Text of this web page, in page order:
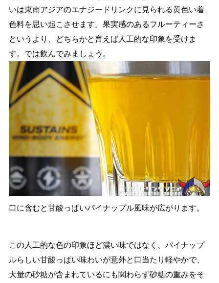
いは東南アジアのエナジードリンクに見られる黄色い着
色料を思い起こさせます。果実感のあるフルーティーさ
というより、どちらかと言えば人工的な印象を受けま
す。では飲んでみましょう。
口に含むと甘酸っぱいパイナップル風味が広がります。
この人工的な色の印象ほど濃い味ではなく、パイナップ
ルらしい甘酸っぱい味わいが意外と口当たり軽やかで、
大量の砂糖が含まれているにも関わらず砂糖の重みをそ